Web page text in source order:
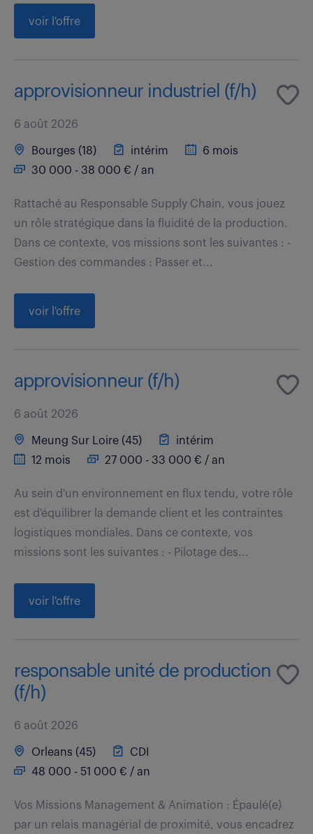
voir l'offre
approvisionneur industriel (f/h)
6 août 2026
Bourges (18) intérim
6 mois
30 000 - 38 000 € / an
Rattaché au Responsable Supply Chain, vous jouez
un rôle stratégique dans la fluidité de la production.
Dans ce contexte, vos missions sont les suivantes : -
Gestion des commandes : Passer et...
voir l'offre
approvisionneur (f/h)
6 août 2026
Meung Sur Loire (45)
intérim
12 mois
27 000 - 33 000 € / an
Au sein d'un environnement en flux tendu, votre rôle
est d'équilibrer la demande client et les contraintes
logistiques mondiales. Dans ce contexte, vos
missions sont les suivantes : - Pilotage des...
voir l'offre
responsable unité de production
(f/h)
6 août 2026
Orleans (45)
CDI
48 000 - 51 000 € / an
Vos Missions Management & Animation : Épaulé(e)
par un relais managérial de proximité, vous encadrez